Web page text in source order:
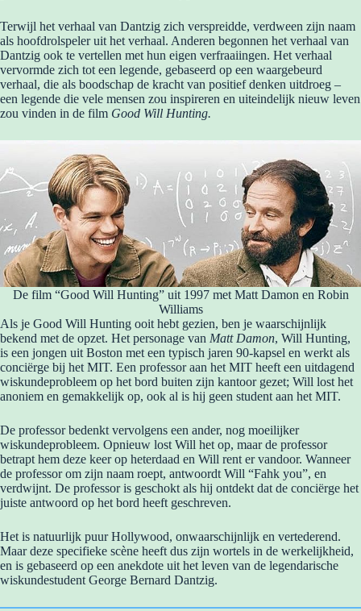
Terwijl het verhaal van Dantzig zich verspreidde, verdween zijn naam
als hoofdrolspeler uit het verhaal. Anderen begonnen het verhaal van
Dantzig ook te vertellen met hun eigen verfraaiingen. Het verhaal
vervormde zich tot een legende, gebaseerd op een waargebeurd
verhaal, die als boodschap de kracht van positief denken uitdroeg –
een legende die vele mensen zou inspireren en uiteindelijk nieuw leven
zou vinden in de film Good Will Hunting.
De film “Good Will Hunting” uit 1997 met Matt Damon en Robin
Williams
Als je Good Will Hunting ooit hebt gezien, ben je waarschijnlijk
bekend met de opzet. Het personage van Matt Damon, Will Hunting,
is een jongen uit Boston met een typisch jaren 90-kapsel en werkt als
conciërge bij het MIT. Een professor aan het MIT heeft een uitdagend
wiskundeprobleem op het bord buiten zijn kantoor gezet; Will lost het
anoniem en gemakkelijk op, ook al is hij geen student aan het MIT.
De professor bedenkt vervolgens een ander, nog moeilijker
wiskundeprobleem. Opnieuw lost Will het op, maar de professor
betrapt hem deze keer op heterdaad en Will rent er vandoor. Wanneer
de professor om zijn naam roept, antwoordt Will “Fahk you”, en
verdwijnt. De professor is geschokt als hij ontdekt dat de conciërge het
juiste antwoord op het bord heeft geschreven.
Het is natuurlijk puur Hollywood, onwaarschijnlijk en vertederend.
Maar deze specifieke scène heeft dus zijn wortels in de werkelijkheid,
en is gebaseerd op een anekdote uit het leven van de legendarische
wiskundestudent George Bernard Dantzig.